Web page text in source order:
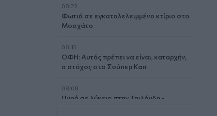
08:22
Φωτιά σε εγκαταλελειμμένο κτίριο στο
Μοσχάτο
08:15
ΟΦΗ: Αυτός πρέπει να είναι, καταρχήν,
ο στόχος στο Σούπερ Καπ
08:08
Πυρά σε λύκειο στην Ταϊλάνδη -
Τουλάχιστον 2 νεκροί